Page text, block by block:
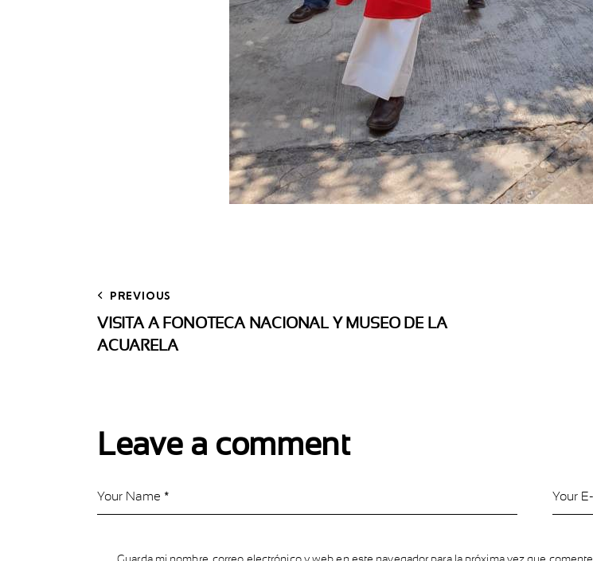
PREVIOUS
VISITA A FONOTECA NACIONAL Y MUSEO DE LA
ACUARELA
Leave a comment